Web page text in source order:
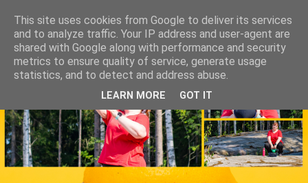
This site uses cookies from Google to deliver its services
and to analyze traffic. Your IP address and user-agent are
shared with Google along with performance and security
metrics to ensure quality of service, generate usage
statistics, and to detect and address abuse.
LEARN MORE GOT IT